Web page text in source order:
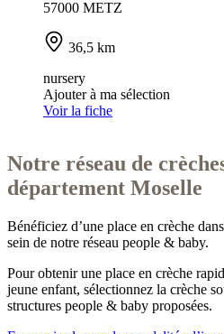
57000 METZ
36,5 km
nursery
Ajouter à ma sélection
Voir la fiche
Notre réseau de
département Moselle
Bénéficiez d’une place en crèche
sein de notre réseau people & baby.
Pour obtenir une place en crèche
jeune enfant, sélectionnez la crèche
structures people & baby proposées.